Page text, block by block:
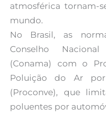
atmosférica tornam-
mundo.
No Brasil, as
Conselho
(Conama) com o
Poluição do Ar por
(Proconve), que
poluentes por